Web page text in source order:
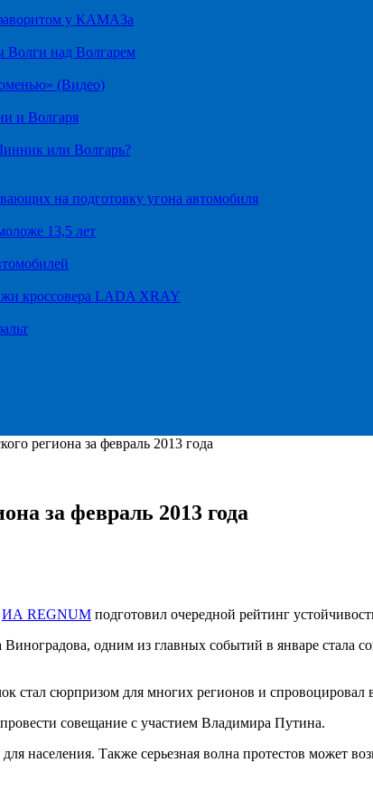
у КАМАЗа
Волги над Волгарем
(Видео)
и Волгаря
или Волгарь?
на подготовку угона автомобиля
13,5 лет
кроссовера LADA XRAY
региона за февраль 2013 года
за февраль 2013 года
ИА REGNUM подготовил очередной рейтинг
одним из главных событий в январе стала
стал сюрпризом для многих регионов и спровоцировал
совещание с участием Владимира Путина.
Также серьезная волна протестов может